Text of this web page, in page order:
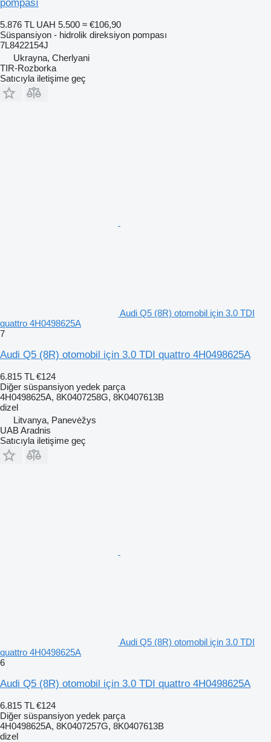
pompası
5.876 TL UAH 5.500 ≈ €106,90
Süspansiyon - hidrolik direksiyon pompası
7L8422154J
Ukrayna, Cherlyani
TIR-Rozborka
Satıcıyla iletişime geç
Audi Q5 (8R) otomobil için 3.0 TDI
quattro 4H0498625A
7
Audi Q5 (8R) otomobil için 3.0 TDI quattro 4H0498625A
6.815 TL €124
Diğer süspansiyon yedek parça
4H0498625A, 8K0407258G, 8K0407613B
dizel
Litvanya, Panevėžys
UAB Aradnis
Satıcıyla iletişime geç
Audi Q5 (8R) otomobil için 3.0 TDI
quattro 4H0498625A
6
Audi Q5 (8R) otomobil için 3.0 TDI quattro 4H0498625A
6.815 TL €124
Diğer süspansiyon yedek parça
4H0498625A, 8K0407257G, 8K0407613B
dizel